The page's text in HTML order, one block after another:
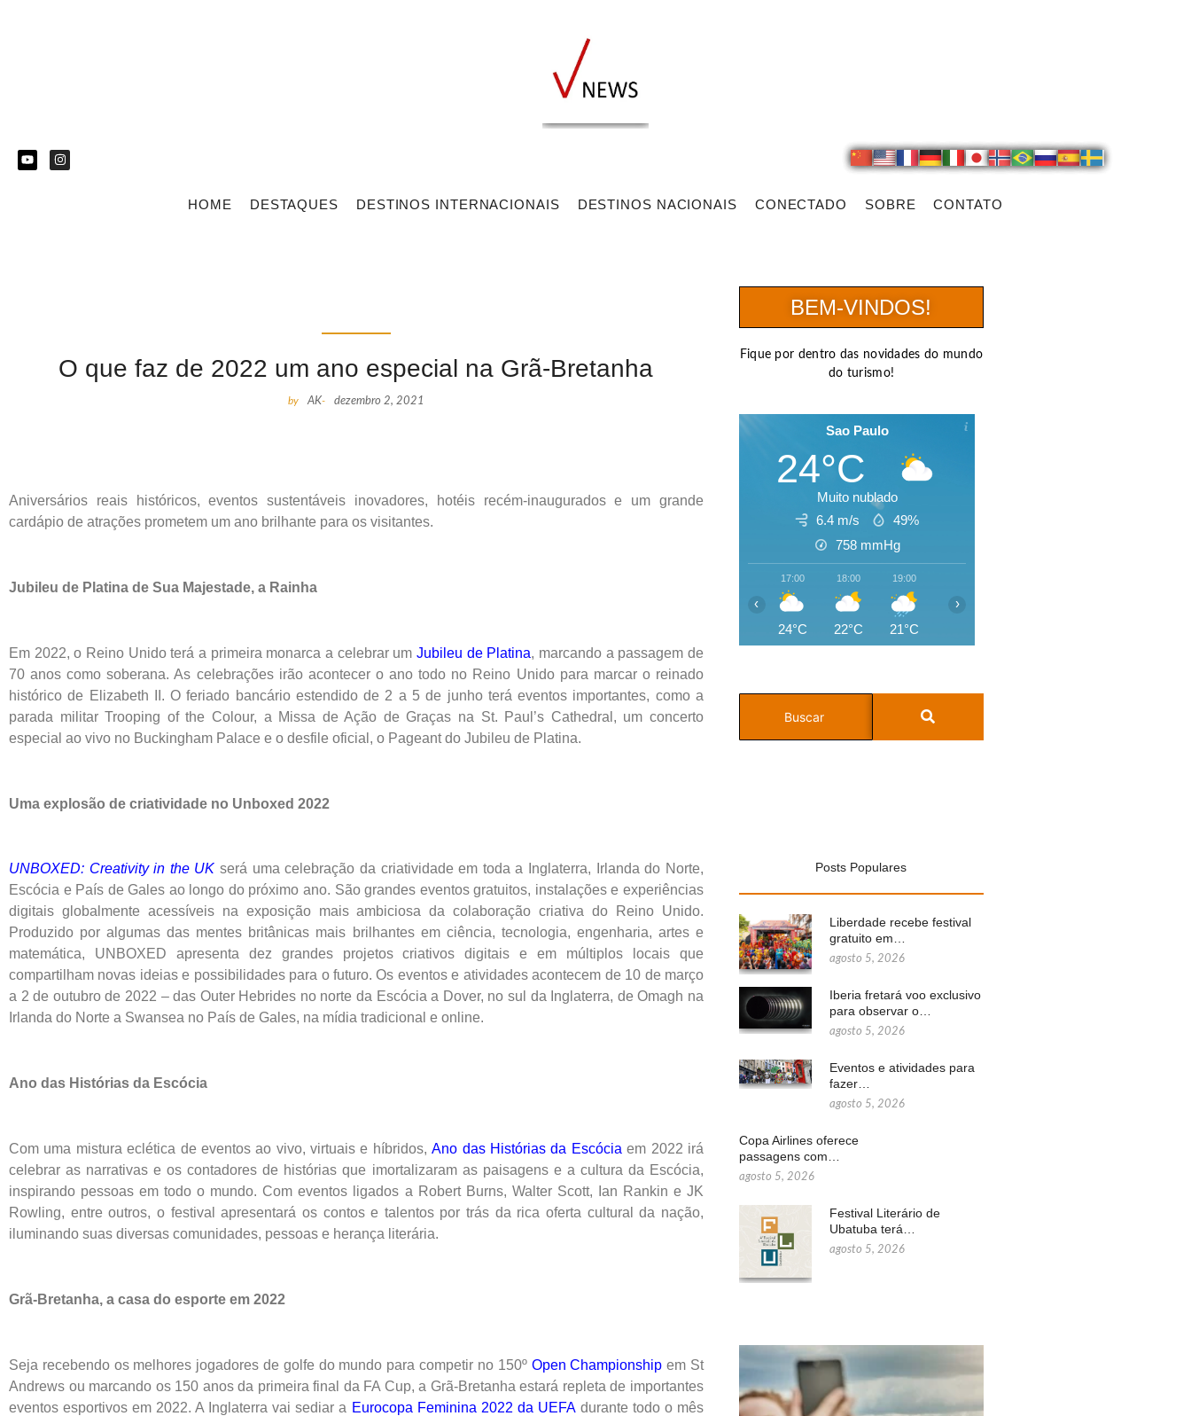
HOME DESTAQUES DESTINOS INTERNACIONAIS DESTINOS NACIONAIS CONECTADO SOBRE CONTATO
O que faz de 2022 um ano especial na Grã-Bretanha
by AK- dezembro 2, 2021
Aniversários reais históricos, eventos sustentáveis inovadores, hotéis recém-inaugurados e um grande
cardápio de atrações prometem um ano brilhante para os visitantes.
Jubileu de Platina de Sua Majestade, a Rainha
Em 2022, o Reino Unido terá a primeira monarca a celebrar um Jubileu de Platina, marcando a passagem de
70 anos como soberana. As celebrações irão acontecer o ano todo no Reino Unido para marcar o reinado
histórico de Elizabeth II. O feriado bancário estendido de 2 a 5 de junho terá eventos importantes, como a
parada militar Trooping of the Colour, a Missa de Ação de Graças na St. Paul’s Cathedral, um concerto
especial ao vivo no Buckingham Palace e o desfile oficial, o Pageant do Jubileu de Platina.
Uma explosão de criatividade no Unboxed 2022
UNBOXED: Creativity in the UK será uma celebração da criatividade em toda a Inglaterra, Irlanda do Norte,
Escócia e País de Gales ao longo do próximo ano. São grandes eventos gratuitos, instalações e experiências
digitais globalmente acessíveis na exposição mais ambiciosa da colaboração criativa do Reino Unido.
Produzido por algumas das mentes britânicas mais brilhantes em ciência, tecnologia, engenharia, artes e
matemática, UNBOXED apresenta dez grandes projetos criativos digitais e em múltiplos locais que
compartilham novas ideias e possibilidades para o futuro. Os eventos e atividades acontecem de 10 de março
a 2 de outubro de 2022 – das Outer Hebrides no norte da Escócia a Dover, no sul da Inglaterra, de Omagh na
Irlanda do Norte a Swansea no País de Gales, na mídia tradicional e online.
Ano das Histórias da Escócia
Com uma mistura eclética de eventos ao vivo, virtuais e híbridos,Ano das Histórias da Escócia em 2022 irá
celebrar as narrativas e os contadores de histórias que imortalizaram as paisagens e a cultura da Escócia,
inspirando pessoas em todo o mundo. Com eventos ligados a Robert Burns, Walter Scott, Ian Rankin e JK
Rowling, entre outros, o festival apresentará os contos e talentos por trás da rica oferta cultural da nação,
iluminando suas diversas comunidades, pessoas e herança literária.
Grã-Bretanha, a casa do esporte em 2022
Seja recebendo os melhores jogadores de golfe do mundo para competir no 150º Open Championship em St
Andrews ou marcando os 150 anos da primeira final da FA Cup, a Grã-Bretanha estará repleta de importantes
eventos esportivos em 2022. A Inglaterra vai sediar a Eurocopa Feminina 2022 da UEFAdurante todo o mês
BEM-VINDOS!
Fique por dentro das novidades do mundo
do turismo!
Sao Paulo
24°C
Muito nublado
6.4 m/s
49%
758 mmHg
17:00
24°C
18:00
22°C
19:00
21°C
‹ ›
Posts Populares
Liberdade recebe festival
gratuito em…
agosto 5, 2026
Iberia fretará voo exclusivo
para observar o…
agosto 5, 2026
Eventos e atividades para
fazer…
agosto 5, 2026
Copa Airlines oferece
passagens com…
agosto 5, 2026
Festival Literário de
Ubatuba terá…
agosto 5, 2026